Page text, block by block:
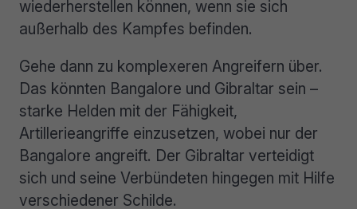
wiederherstellen können, wenn sie sich
außerhalb des Kampfes befinden.
Gehe dann zu komplexeren Angreifern über.
Das könnten Bangalore und Gibraltar sein –
starke Helden mit der Fähigkeit,
Artillerieangriffe einzusetzen, wobei nur der
Bangalore angreift. Der Gibraltar verteidigt
sich und seine Verbündeten hingegen mit Hilfe
verschiedener Schilde.